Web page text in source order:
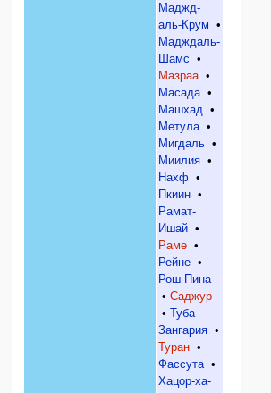
Маджд-
аль-Крум •
Мадждаль-
Шамс •
Мазраа •
Масада •
Машхад •
Метула •
Мигдаль •
Миилия •
Нахф •
Пкиин •
Рамат-
Ишай •
Раме •
Рейне •
Рош-Пина
•Саджур
•Туба-
Зангария •
Туран •
Фассута •
Хацор-ха-